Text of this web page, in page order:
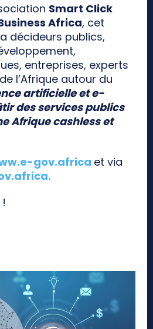
Smart Click
Africa, cet
décideurs publics,
entreprises, experts
l’Afrique autour du
artificielle et e-
des services publics
Afrique cashless et
gov.africa et via
.